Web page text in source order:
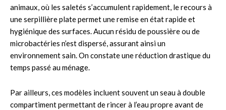
animaux, où les saletés s’accumulent rapidement, le recours à
une serpillière plate permet une remise en état rapide et
hygiénique des surfaces. Aucun résidu de poussière ou de
microbactéries n’est dispersé, assurant ainsi un
environnement sain. On constate une réduction drastique du
temps passé au ménage.
Par ailleurs, ces modèles incluent souvent un seau à double
compartiment permettant de rincer à l’eau propre avant de